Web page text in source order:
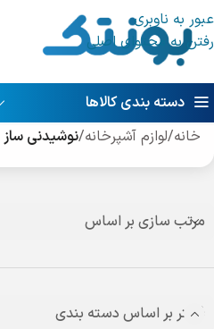
عبور به ناوبری
رفتن به محتوای اصلی
دسته بندی کالاها
خانه/لوازم آشپرخانه/نوشیدنی ساز
مرتب سازی بر اساس
فیلتر بر اساس دسته بندی